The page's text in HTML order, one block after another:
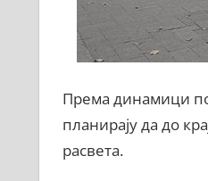
Према динамици
планирају да до
расвета.